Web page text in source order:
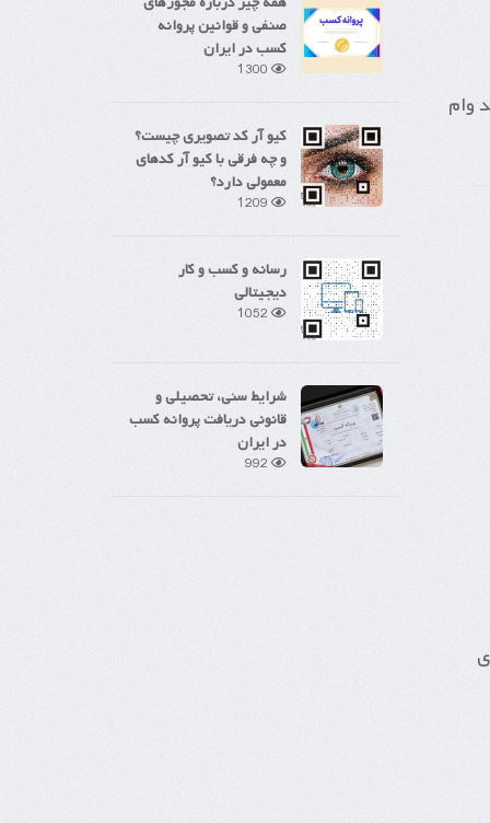
وام
صنفی و قوانین پروانه
کسب در ایران
کیو آر کد تصویری چیست؟
و چه فرقی با کیو آر کدهای
معمولی دارد؟
رسانه و کسب و کار
دیجیتالی
شرایط سنی، تحصیلی و
قانونی دریافت پروانه کسب
در ایران